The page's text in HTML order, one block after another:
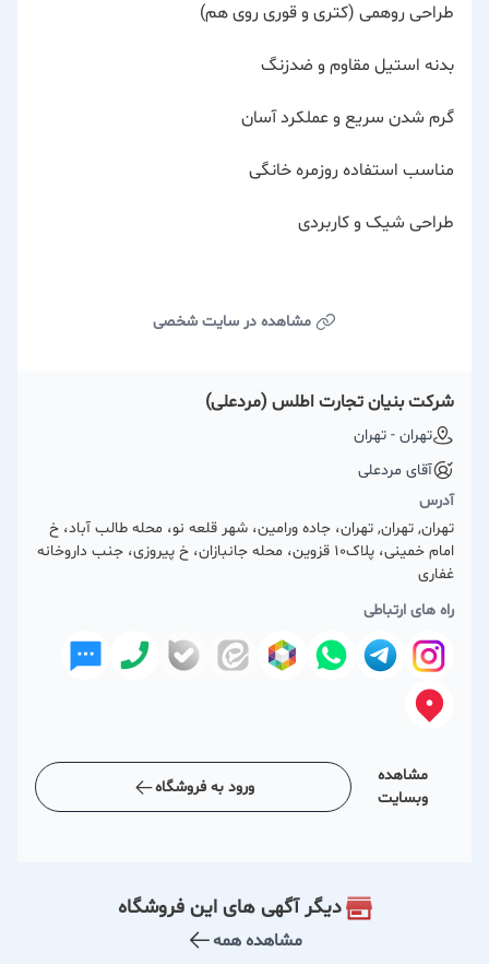
طراحی روهمی (کتری و قوری روی هم)
بدنه استیل مقاوم و ضدزنگ
گرم شدن سریع و عملکرد آسان
مناسب استفاده روزمره خانگی
طراحی شیک و کاربردی
مشاهده در سایت شخصی
شرکت بنیان تجارت اطلس (مردعلی)
تهران - تهران
آقای مردعلی
آدرس
تهران, تهران, تهران، جاده ورامین، شهر قلعه نو، محله طالب آباد، خ
امام خمینی، پلاک10 قزوین، محله جانبازان، خ پیروزی، جنب داروخانه
غفاری
راه های ارتباطی
مشاهده
وبسایت
ورود به فروشگاه
دیگر آگهی های این فروشگاه
مشاهده همه